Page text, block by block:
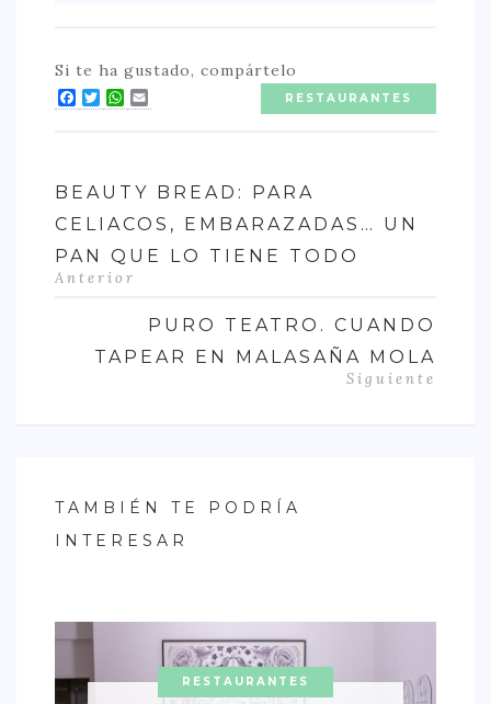
Si te ha gustado, compártelo
Facebook
Twitter
WhatsApp RESTAURANTES
BEAUTY BREAD: PARA
CELIACOS, EMBARAZADAS… UN
PAN QUE LO TIENE TODO
Anterior
PURO TEATRO. CUANDO
TAPEAR EN MALASAÑA MOLA
Siguiente
TAMBIÉN TE PODRÍA
INTERESAR
RESTAURANTES